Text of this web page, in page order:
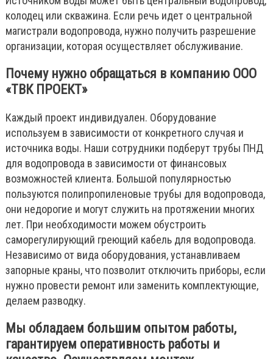
колодец или скважина. Если речь идет о центральной
магистрали водопровода, нужно получить разрешение
организации, которая осуществляет обслуживание.
Почему нужно обращаться в компанию ООО
«ТВК ПРОЕКТ»
Каждый проект индивидуален. Оборудование
используем в зависимости от конкретного случая и
источника воды. Наши сотрудники подберут трубы ПНД
для водопровода в зависимости от финансовых
возможностей клиента. Большой популярностью
пользуются полипропиленовые трубы для водопровода,
они недорогие и могут служить на протяжении многих
лет. При необходимости можем обустроить
саморегулирующий греющий кабель для водопровода.
Независимо от вида оборудования, устанавливаем
запорные краны, что позволит отключить приборы, если
нужно провести ремонт или заменить комплектующие,
делаем разводку.
Мы обладаем большим опытом работы,
гарантируем оперативность работы и